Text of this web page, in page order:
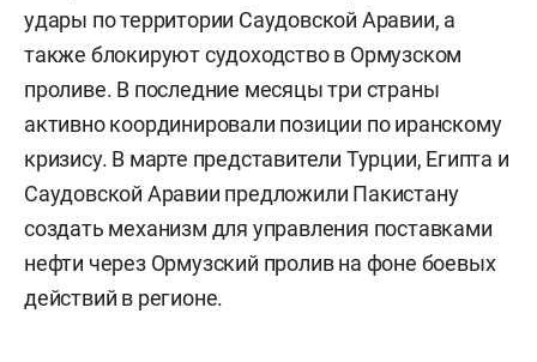
удары по территории Саудовской Аравии, а
также блокируют судоходство в Ормузском
проливе. В последние месяцы три страны
активно координировали позиции по иранскому
кризису. В марте представители Турции, Египта и
Саудовской Аравии предложили Пакистану
создать механизм для управления поставками
нефти через Ормузский пролив на фоне боевых
действий в регионе.